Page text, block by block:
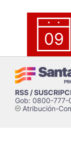
09
RSS /
Gob: 0800-777-
cAtribución-